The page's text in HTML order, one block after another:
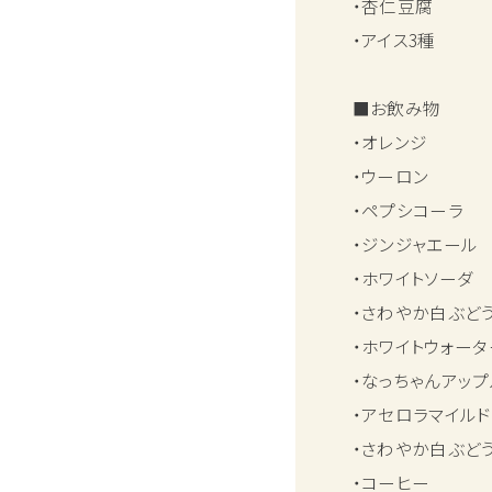
・杏仁豆腐
・アイス3種
■お飲み物
・オレンジ
・ウーロン
・ペプシコーラ
・ジンジャエール
・ホワイトソーダ
・さわやか白ぶど
・ホワイトウォー
・なっちゃんアッ
・アセロラマイルド
・さわやか白ぶどう
・コーヒー